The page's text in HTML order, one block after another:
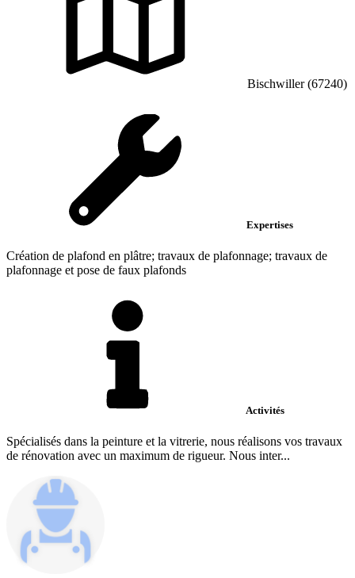
Bischwiller (67240)
Expertises
Création de plafond en plâtre; travaux de plafonnage; travaux de
plafonnage et pose de faux plafonds
Activités
Spécialisés dans la peinture et la vitrerie, nous réalisons vos travaux
de rénovation avec un maximum de rigueur. Nous inter...